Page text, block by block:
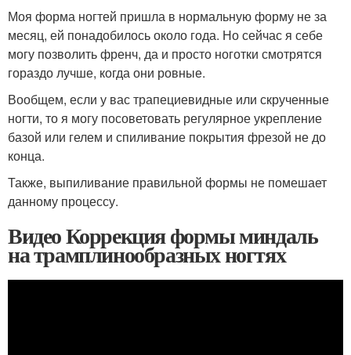
Моя форма ногтей пришла в нормальную форму не за
месяц, ей понадобилось около года. Но сейчас я себе
могу позволить френч, да и просто ноготки смотрятся
гораздо лучше, когда они ровные.
Вообщем, если у вас трапециевидные или скрученные
ногти, то я могу посоветовать регулярное укрепление
базой или гелем и спиливание покрытия фрезой не до
конца.
Также, выпиливание правильной формы не помешает
данному процессу.
Видео Коррекция формы миндаль
на трамплинообразных ногтях